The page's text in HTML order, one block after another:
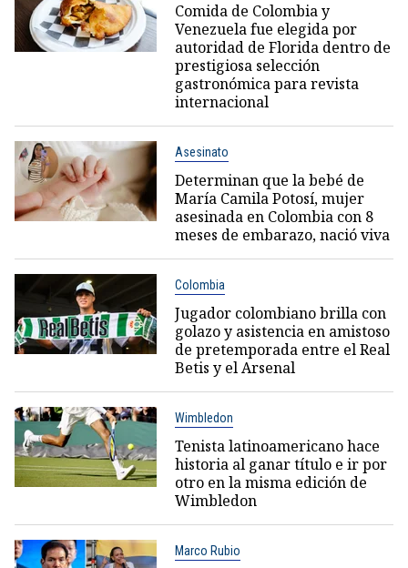
Comida de Colombia y
Venezuela fue elegida por
autoridad de Florida dentro de
prestigiosa selección
gastronómica para revista
internacional
Asesinato
Determinan que la bebé de
María Camila Potosí, mujer
asesinada en Colombia con 8
meses de embarazo, nació viva
Colombia
Jugador colombiano brilla con
golazo y asistencia en amistoso
de pretemporada entre el Real
Betis y el Arsenal
Wimbledon
Tenista latinoamericano hace
historia al ganar título e ir por
otro en la misma edición de
Wimbledon
Marco Rubio